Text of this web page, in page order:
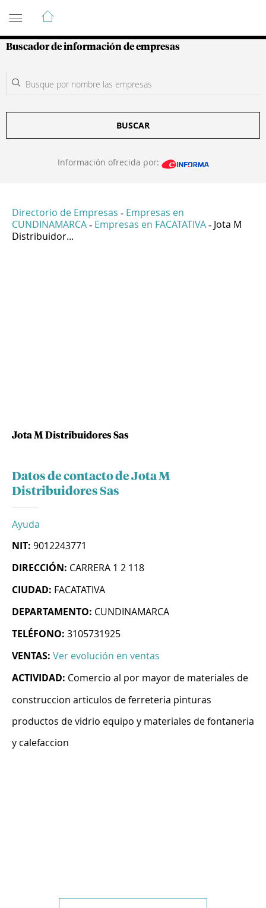
Guía de Empresas Colombianas
Buscador de información de empresas
BUSCAR
Información ofrecida por:
Directorio de Empresas - Empresas en
CUNDINAMARCA - Empresas en FACATATIVA - Jota M
Distribuidor...
Jota M Distribuidores Sas
Datos de contacto de Jota M
Distribuidores Sas
Ayuda
NIT: 9012243771
DIRECCIÓN: CARRERA 1 2 118
CIUDAD: FACATATIVA
DEPARTAMENTO: CUNDINAMARCA
TELÉFONO: 3105731925
VENTAS: Ver evolución en ventas
ACTIVIDAD: Comercio al por mayor de materiales de
construccion articulos de ferreteria pinturas
productos de vidrio equipo y materiales de fontaneria
y calefaccion